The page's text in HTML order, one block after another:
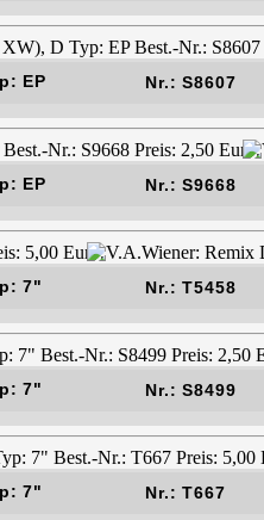
EP Nr.: S8607
EP Nr.: S9668
7" Nr.: T5458
7" Nr.: S8499
7" Nr.: T667